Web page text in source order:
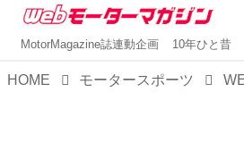
MotorMagazine誌連動企画 10年ひと昔
HOME モータースポーツ